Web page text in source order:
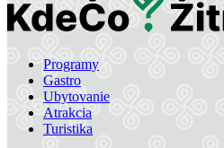
Hotel Legend
Dunajská Streda
Hotel
Programy
Gastro
Ubytovanie
Atrakcia
Turistika